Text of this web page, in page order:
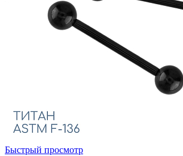
Быстрый просмотр